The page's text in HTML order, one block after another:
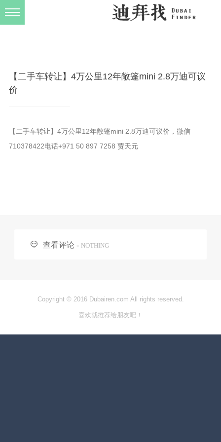
【二手车转让】4万公里12年敞篷mini 2.8万迪可议
价
【二手车转让】4万公里12年敞篷mini 2.8万迪可议价，微信
710378422电话+971 50 897 7258 贾天元
 查看评论 - NOTHING
Copyright © 2016 Dubairen.com All rights reserved.
喜欢就推荐给朋友吧！